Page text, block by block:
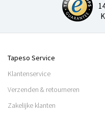
Tapeso Service
Klantenservice
Verzenden & retourneren
Zakelijke klanten